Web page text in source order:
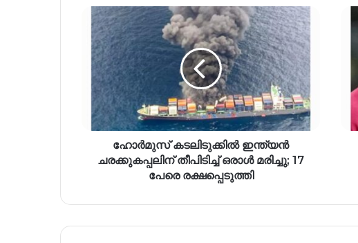
ഹോർമുസ് കടലിടുക്കിൽ ഇന്ത്യൻ
ചരക്കുകപ്പലിന് തീപിടിച്ച് ഒരാൾ മരിച്ചു; 17
പേരെ രക്ഷപ്പെടുത്തി